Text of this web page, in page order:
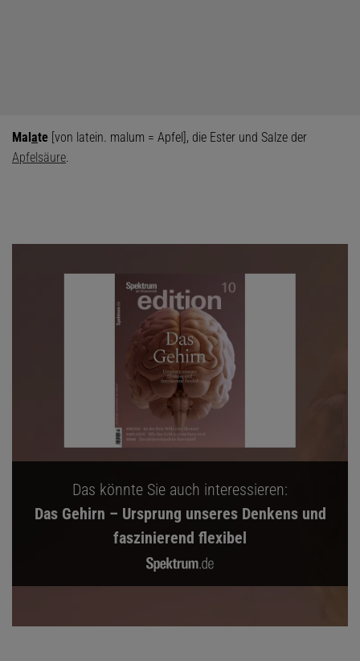
Malate [von latein. malum = Apfel], die Ester und Salze der
Apfelsäure.
Das könnte Sie auch interessieren:
Das Gehirn – Ursprung unseres Denkens und
faszinierend flexibel